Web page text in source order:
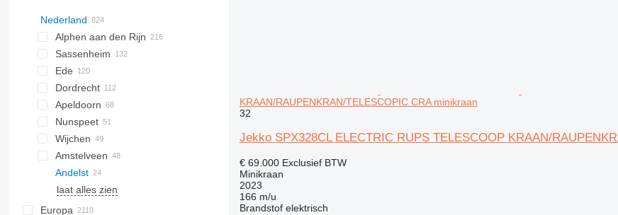
Nederland
Alphen aan den Rijn
Sassenheim
Ede
Dordrecht
Apeldoorn
Nunspeet
Wijchen
Amstelveen
Andelst
laat alles zien
Europa
KRAAN/RAUPENKRAN/TELESCOPIC CRA minikraan
32
Jekko SPX328CL ELECTRIC RUPS TELESCOOP KRAAN/
€ 69.000 Exclusief BTW
Minikraan
2023
166 m/u
Brandstof elektrisch